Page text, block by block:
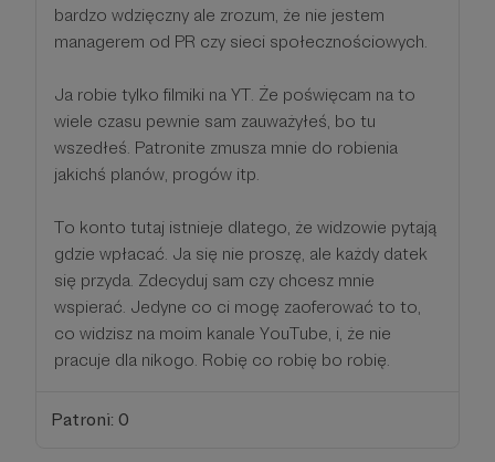
bardzo wdzięczny ale zrozum, że nie jestem
managerem od PR czy sieci społecznościowych.
Ja robie tylko filmiki na YT. Że poświęcam na to
wiele czasu pewnie sam zauważyłeś, bo tu
wszedłeś. Patronite zmusza mnie do robienia
jakichś planów, progów itp.
To konto tutaj istnieje dlatego, że widzowie pytają
gdzie wpłacać. Ja się nie proszę, ale każdy datek
się przyda. Zdecyduj sam czy chcesz mnie
wspierać. Jedyne co ci mogę zaoferować to to,
co widzisz na moim kanale YouTube, i, że nie
pracuje dla nikogo. Robię co robię bo robię.
Patroni: 0